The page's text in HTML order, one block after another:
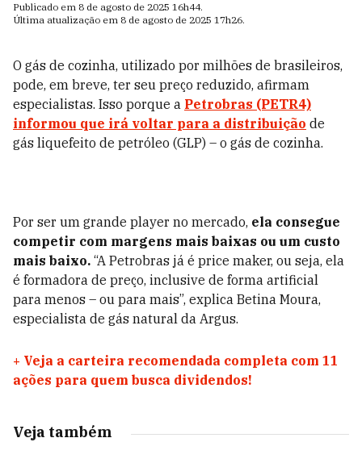
Publicado em 8 de agosto de 2025 16h44.
Última atualização em 8 de agosto de 2025 17h26.
O gás de cozinha, utilizado por milhões de brasileiros,
pode, em breve, ter seu preço reduzido, afirmam
especialistas. Isso porque a Petrobras (PETR4)
informou que irá voltar para a distribuição de
gás liquefeito de petróleo (GLP) – o gás de cozinha.
Por ser um grande player no mercado, ela consegue
competir com margens mais baixas ou um custo
mais baixo. “A Petrobras já é price maker, ou seja, ela
é formadora de preço, inclusive de forma artificial
para menos – ou para mais”, explica Betina Moura,
especialista de gás natural da Argus.
+ Veja a carteira recomendada completa com 11
ações para quem busca dividendos!
Veja também